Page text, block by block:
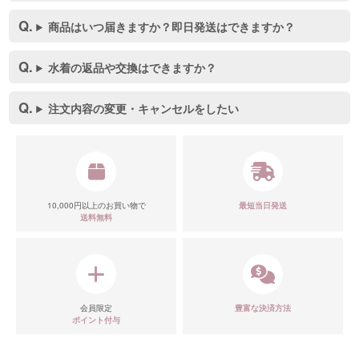
商品はいつ届きますか？即日発送はできますか？
水着の返品や交換はできますか？
注文内容の変更・キャンセルをしたい
10,000円以上のお買い物で
送料無料
最短当日発送
会員限定
ポイント付与
豊富な決済方法